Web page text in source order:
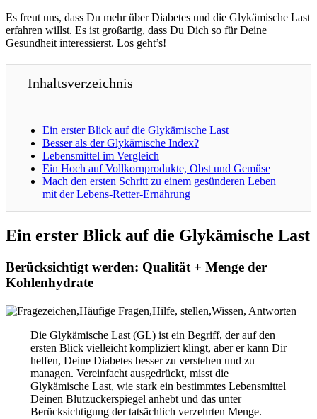
Es freut uns, dass Du mehr über Diabetes und die Glykämische Last
erfahren willst. Es ist großartig, dass Du Dich so für Deine
Gesundheit interessierst. Los geht’s!
Inhaltsverzeichnis
Ein erster Blick auf die Glykämische Last
Besser als der Glykämische Index?
Lebensmittel im Vergleich
Ein Hoch auf Vollkornprodukte, Obst und Gemüse
Mach den ersten Schritt zu einem gesünderen Leben
mit der Lebens-Retter-Ernährung
Ein erster Blick auf die Glykämische Last
Berücksichtigt werden: Qualität + Menge der
Kohlenhydrate
Die Glykämische Last (GL) ist ein Begriff, der auf den
ersten Blick vielleicht kompliziert klingt, aber er kann Dir
helfen, Deine Diabetes besser zu verstehen und zu
managen. Vereinfacht ausgedrückt, misst die
Glykämische Last, wie stark ein bestimmtes Lebensmittel
Deinen Blutzuckerspiegel anhebt und das unter
Berücksichtigung der tatsächlich verzehrten Menge.